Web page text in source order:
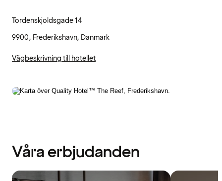
Tordenskjoldsgade 14
9900, Frederikshavn, Danmark
Vägbeskrivning till hotellet
Våra erbjudanden